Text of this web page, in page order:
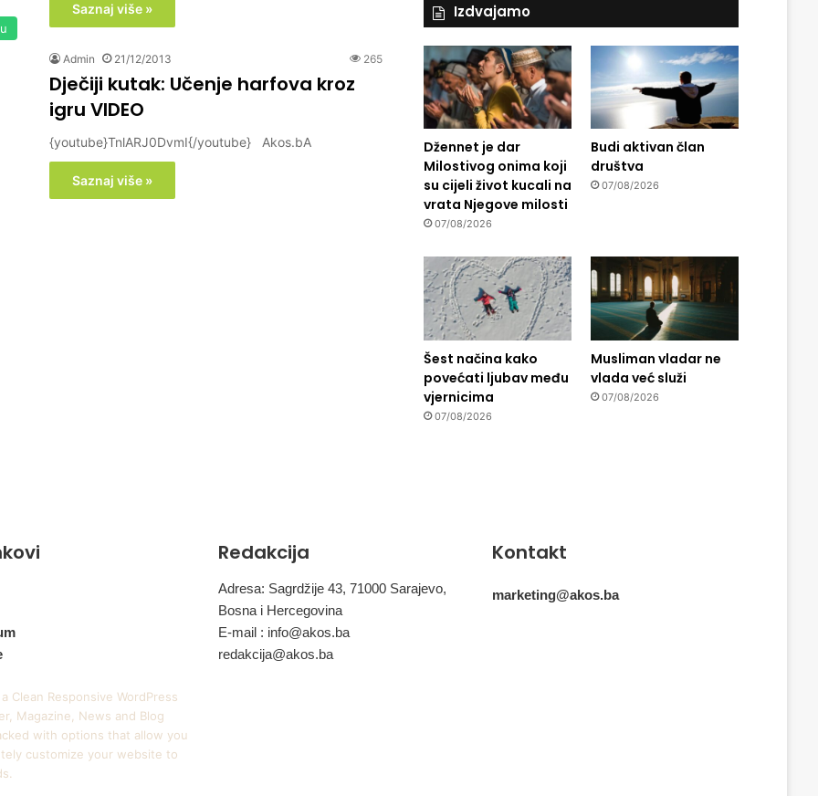
Saznaj više »
Admin 21/12/2013 265
Dječiji kutak: Učenje harfova kroz
igru VIDEO
{youtube}TnlARJ0DvmI{/youtube} Akos.bA
Saznaj više »
Izdvajamo
Džennet je dar
Milostivog onima koji
su cijeli život kucali na
vrata Njegove milosti
07/08/2026
Budi aktivan član
društva
07/08/2026
Šest načina kako
povećati ljubav među
vjernicima
07/08/2026
Musliman vladar ne
vlada već služi
07/08/2026
Clean Responsive WordPress
Magazine, News and Blog
with options that allow you
customize your website to
Redakcija
Adresa: Sagrdžije 43, 71000 Sarajevo,
Bosna i Hercegovina
E-mail : info@akos.ba
redakcija@akos.ba
Kontakt
marketing@akos.ba